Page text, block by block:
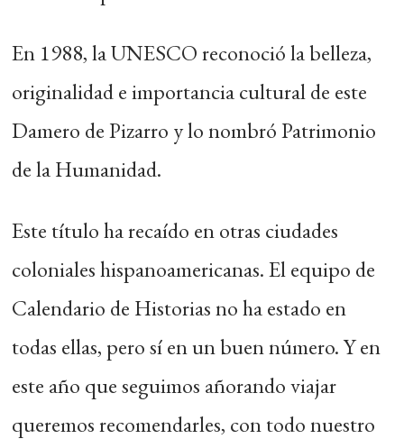
En 1988, la UNESCO reconoció la belleza,
originalidad e importancia cultural de este
Damero de Pizarro y lo nombró Patrimonio
de la Humanidad.
Este título ha recaído en otras ciudades
coloniales hispanoamericanas. El equipo de
Calendario de Historias no ha estado en
todas ellas, pero sí en un buen número. Y en
este año que seguimos añorando viajar
queremos recomendarles, con todo nuestro